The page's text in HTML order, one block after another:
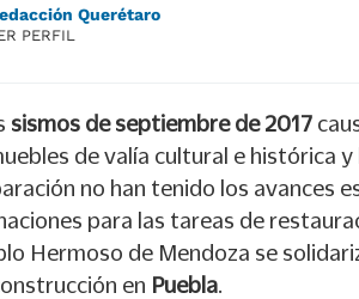
Querétaro
PERFIL
sismos de septiembre de 2017
de valía cultural e histórica
no han tenido los avances
para las tareas de
Hermoso de Mendoza se
en Puebla.